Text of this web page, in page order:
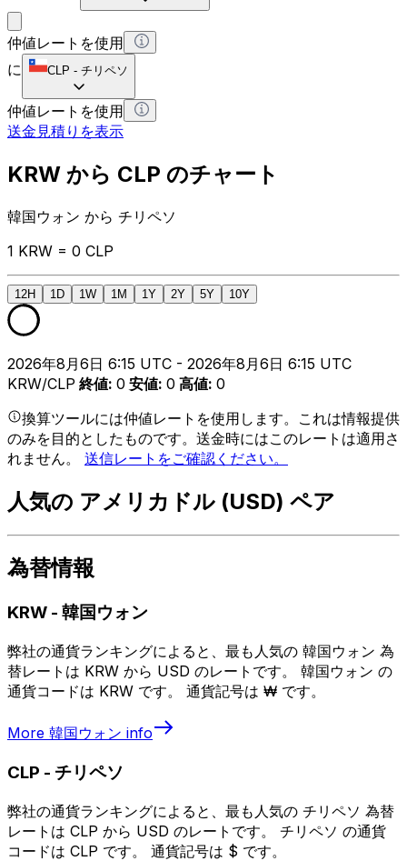
仲値レートを使用
に
CLP - チリペソ
仲値レートを使用
送金見積りを表示
KRW から CLP のチャート
韓国ウォン から チリペソ
1 KRW = 0 CLP
12H 1D 1W 1M 1Y 2Y 5Y 10Y
2026年8月6日 6:15 UTC - 2026年8月6日 6:15 UTC
KRW/CLP 終値: 0 安値: 0 高値: 0
換算ツールには仲値レートを使用します。これは情報提供
のみを目的としたものです。送金時にはこのレートは適用さ
れません。 送信レートをご確認ください。
人気の アメリカドル (USD) ペア
為替情報
KRW - 韓国ウォン
弊社の通貨ランキングによると、最も人気の 韓国ウォン 為
替レートは KRW から USD のレートです。 韓国ウォン の
通貨コードは KRW です。 通貨記号は ₩ です。
More 韓国ウォン info
CLP - チリペソ
弊社の通貨ランキングによると、最も人気の チリペソ 為替
レートは CLP から USD のレートです。 チリペソ の通貨
コードは CLP です。 通貨記号は $ です。